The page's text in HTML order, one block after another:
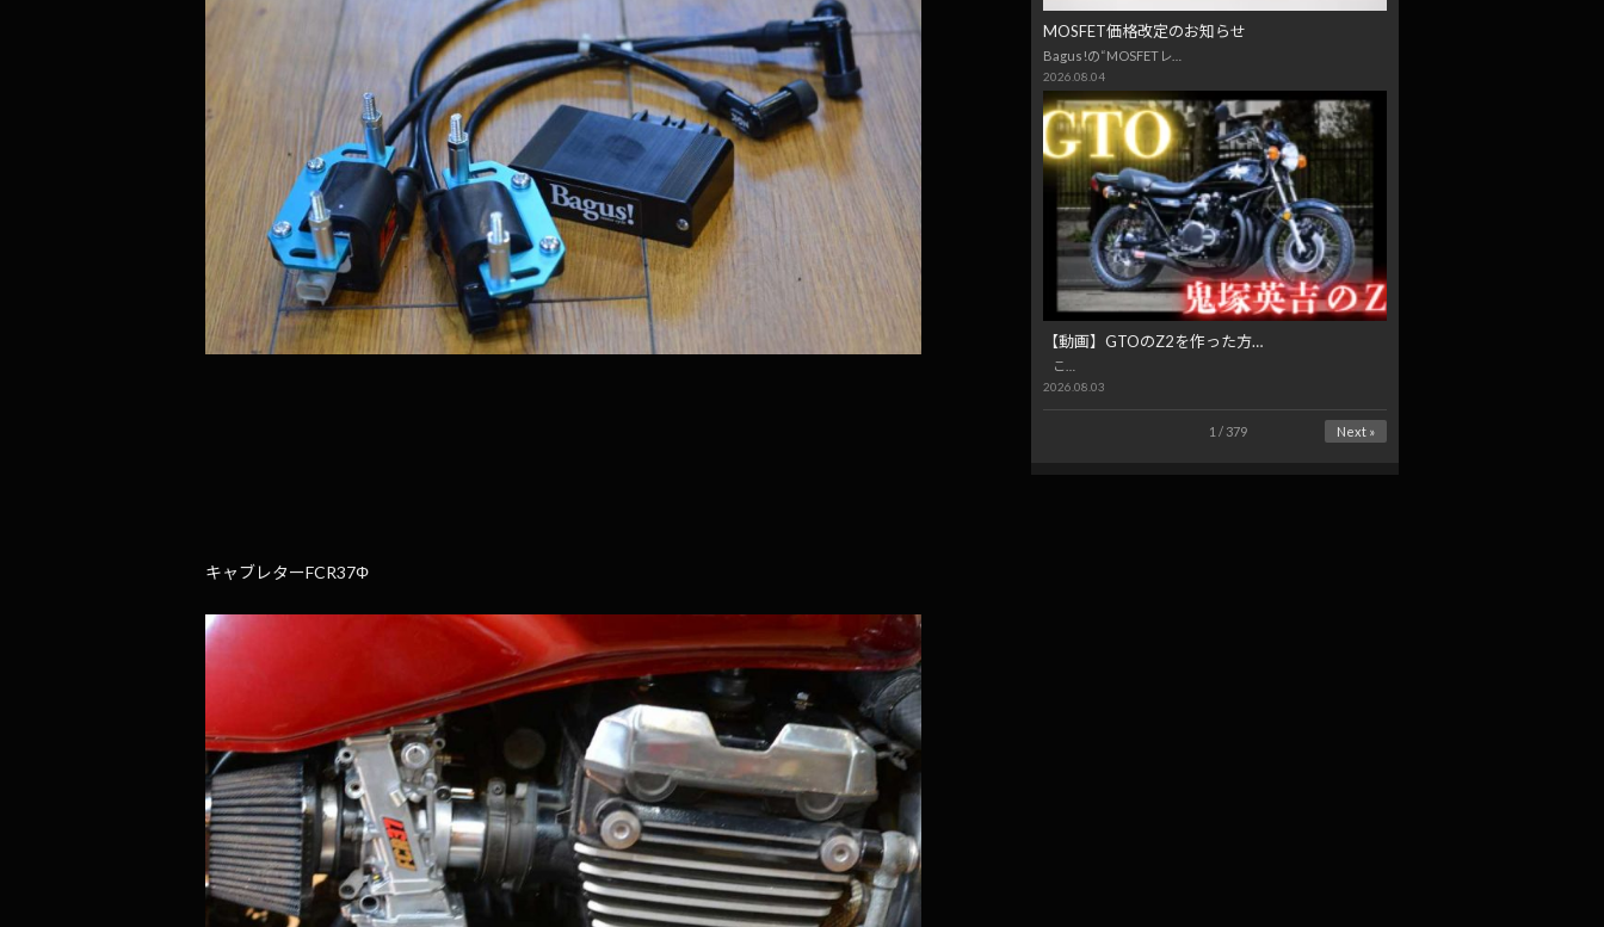
キャブレターFCR37Φ
MOSFET価格改定のお知らせ
Bagus!の“MOSFETレ…
2026.08.04
【動画】GTOのZ2を作った方…
こ…
2026.08.03
1 / 379 Next »